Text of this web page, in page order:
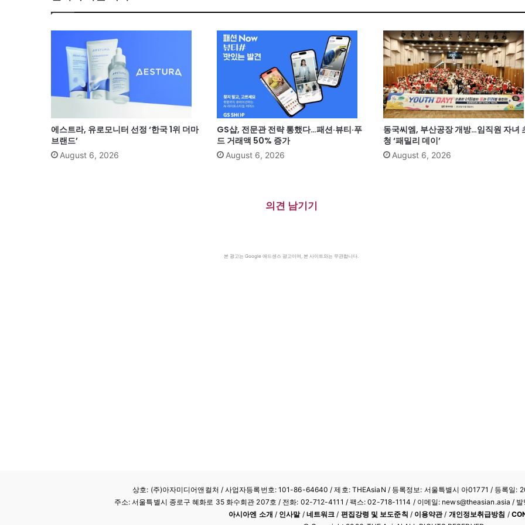
에스트라, 유로모니터 선정 ‘한국 1위 더마
브랜드’
August 6, 2026
GS샵, 전문관 전략 통했다…패션·뷰티·푸
드 거래액 50% 증가
August 6, 2026
동국씨엠, 부산공장 개방…임직원 자녀
청 ‘패밀리 데이’
August 6, 2026
의견 남기기
본 광고는 Google 애드센스 광고이며, 본 사이트와는 무관합니다.
상호: (주)아자미디어앤컬처 /사업자등록번호: 101-86-64640 / 제호: THEAsiaN / 등록정보: 서울특별시 아01771 / 등록일:
주소: 서울특별시 종로구 혜화로 35 화수회관 207호 / 전화: 02-712-4111 / 팩스: 02-718-1114 / 이메일: news@theasian.asia /
아시아엔 소개 / 인사말/ 네트워크 / 편집강령 및 보도준칙 / 이용약관/ 개인정보취급방침 /